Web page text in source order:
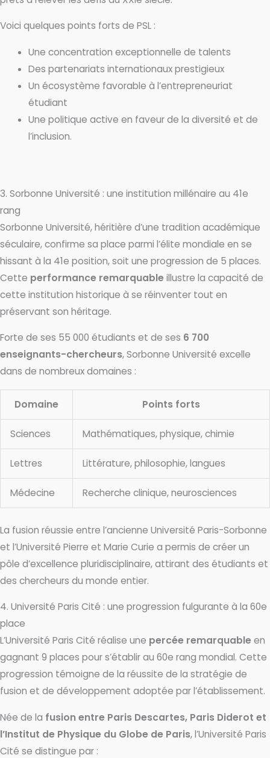
Voici quelques points forts de PSL :
Une concentration exceptionnelle de talents
Des partenariats internationaux prestigieux
Un écosystème favorable à l’entrepreneuriat
étudiant
Une politique active en faveur de la diversité et de
l’inclusion.
3. Sorbonne Université : une institution millénaire au 41e
rang
Sorbonne Université, héritière d’une tradition académique
séculaire, confirme sa place parmi l’élite mondiale en se
hissant à la 41e position, soit une progression de 5 places.
Cette performance remarquable illustre la capacité de
cette institution historique à se réinventer tout en
préservant son héritage.
Forte de ses 55 000 étudiants et de ses 6 700
enseignants-chercheurs, Sorbonne Université excelle
dans de nombreux domaines :
Domaine Points forts
Sciences Mathématiques, physique, chimie
Lettres Littérature, philosophie, langues
Médecine Recherche clinique, neurosciences
La fusion réussie entre l’ancienne Université Paris-Sorbonne
et l’Université Pierre et Marie Curie a permis de créer un
pôle d’excellence pluridisciplinaire, attirant des étudiants et
des chercheurs du monde entier.
4. Université Paris Cité : une progression fulgurante à la 60e
place
L’Université Paris Cité réalise une percée remarquable en
gagnant 9 places pour s’établir au 60e rang mondial. Cette
progression témoigne de la réussite de la stratégie de
fusion et de développement adoptée par l’établissement.
Née de la fusion entre Paris Descartes, Paris Diderot et
l’Institut de Physique du Globe de Paris, l’Université Paris
Cité se distingue par :